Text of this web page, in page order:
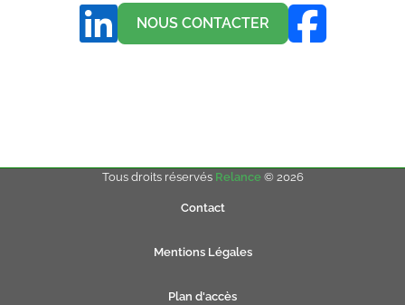
NOUS CONTACTER
Tous droits réservés Relance© 2026
Contact
Mentions Légales
Plan d'accès